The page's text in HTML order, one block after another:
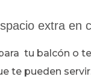
extra en
tu balcón o
te pueden